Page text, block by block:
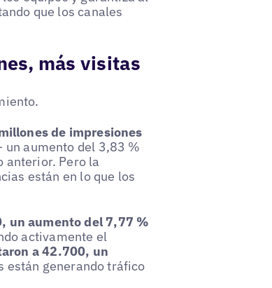
que los canales
más visitas
de impresiones
un aumento del 3,83 %
anterior. Pero la
están en lo que los
un aumento del 7,77 %
activamente el
a 42.700, un
están generando tráfico